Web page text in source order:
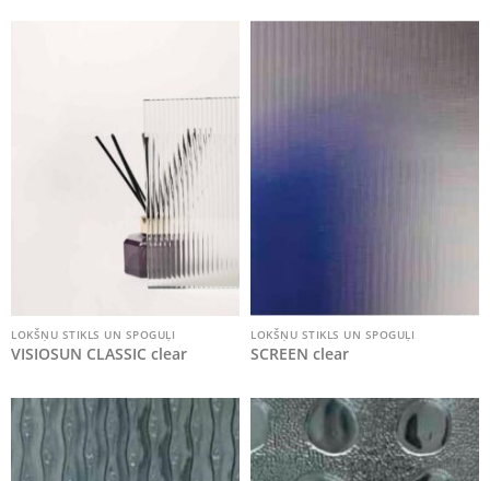
LOKŠŅU STIKLS UN SPOGUĻI
VISIOSUN CLASSIC clear
LOKŠŅU STIKLS UN SPOGUĻI
SCREEN clear